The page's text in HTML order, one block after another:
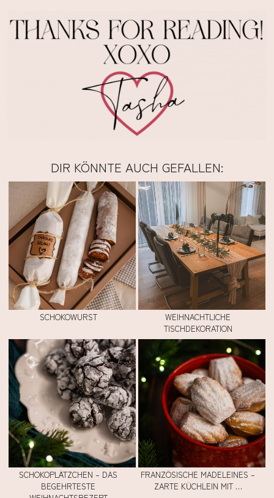
DIR KÖNNTE AUCH GEFALLEN:
SCHOKOWURST
WEIHNACHTLICHE
TISCHDEKORATION
SCHOKOPLÄTZCHEN – DAS
BEGEHRTESTE
FRANZÖSISCHE MADELEINES –
ZARTE KÜCHLEIN MIT …